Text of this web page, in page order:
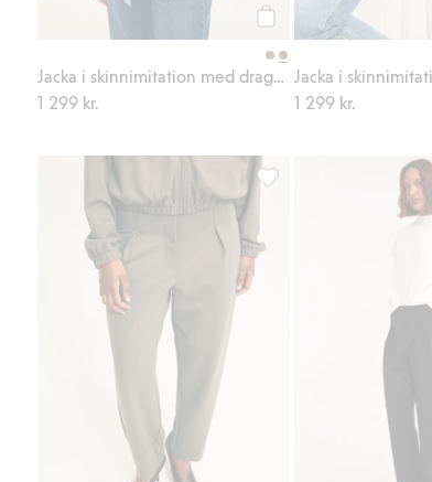
1 299 kr.
1 299 kr.
Barrelbyxor i trikå,